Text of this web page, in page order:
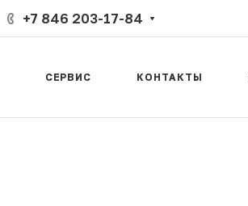
+7 846 203-17-84
СЕРВИС КОНТАКТЫ